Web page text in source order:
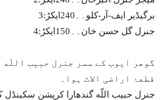
3:برگیڈیر ایف-آر-کلو۔۔240ایکڑ
4:جنرل گل حسن خان۔۔150ایکڑ
گوھر ایوب کے سسر جنرل حبیب
قطعۂ اراضی الاٹ ہوا۔
جنرل حبیب اللّه گندھارا کرپشن سکینڈل